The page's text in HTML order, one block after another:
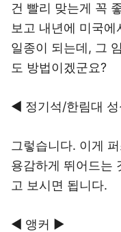
건 빨리 맞는게 꼭
보고 내년에 미국
일종이 되는데, 그
도 방법이겠군요?
◀ 정기석/한림대
그렇습니다. 이게
용감하게 뛰어드는
고 보시면 됩니다.
◀ 앵커 ▶